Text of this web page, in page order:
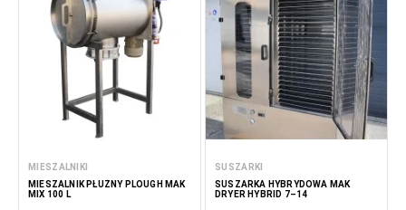
MIESZALNIKI
MIESZALNIK PŁUŻNY PLOUGH MAK
MIX 100 L
SUSZARKI
SUSZARKA HYBRYDOWA MAK
DRYER HYBRID 7–14